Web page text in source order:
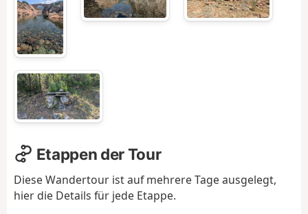
Etappen der Tour
Diese Wandertour ist auf mehrere Tage ausgelegt,
hier die Details für jede Etappe.